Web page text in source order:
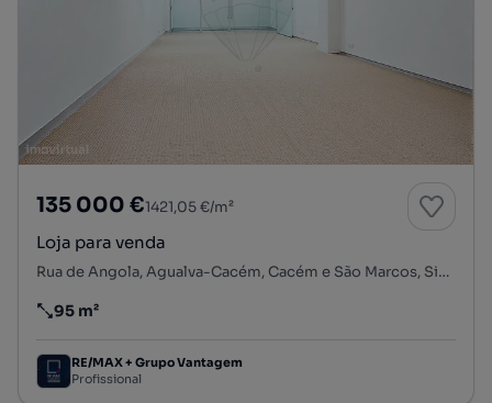
135 000 €1421,05 €/m²
Loja para venda
Rua de Angola, Agualva-Cacém, Cacém e São Marcos, Sintra, Lisboa
Preço por metro quadrado
95 m²
RE/MAX + Grupo Vantagem
Profissional